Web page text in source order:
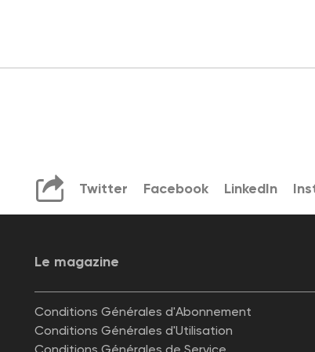
Twitter Facebook LinkedIn
Le magazine
Conditions Générales d'Abonnement
Conditions Générales d'Utilisation